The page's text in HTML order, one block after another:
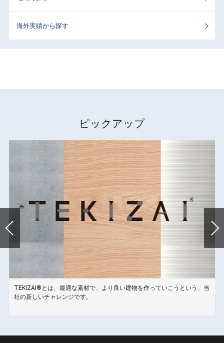
海外実績から探す
ピックアップ
TEKIZAI®とは、最適な素材で、より良い建物を作っていこうという、当
社の新しいチャレンジです。